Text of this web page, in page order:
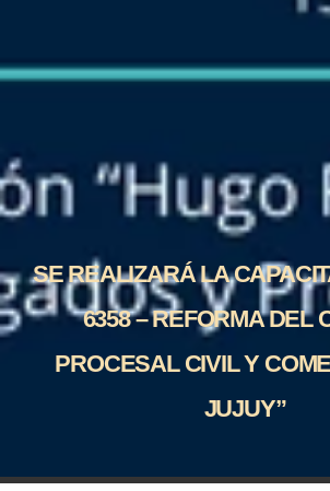
SE REALIZARÁ LA
6358 – REFORMA DEL
PROCESAL CIVIL Y
JUJUY”